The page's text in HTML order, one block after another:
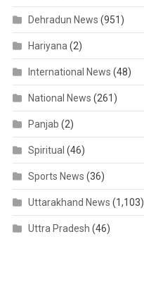
Dehradun News (951)
Hariyana (2)
International News (48)
National News (261)
Panjab (2)
Spiritual (46)
Sports News (36)
Uttarakhand News (1,103)
Uttra Pradesh (46)